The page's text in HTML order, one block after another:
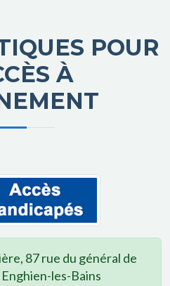
POUR
À
87 rue du général de
les-Bains